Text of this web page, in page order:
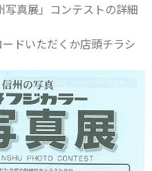
真展」コンテストの詳細
ドいただくか店頭チラシ